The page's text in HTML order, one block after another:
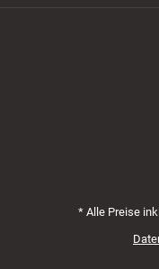
* Alle Preise